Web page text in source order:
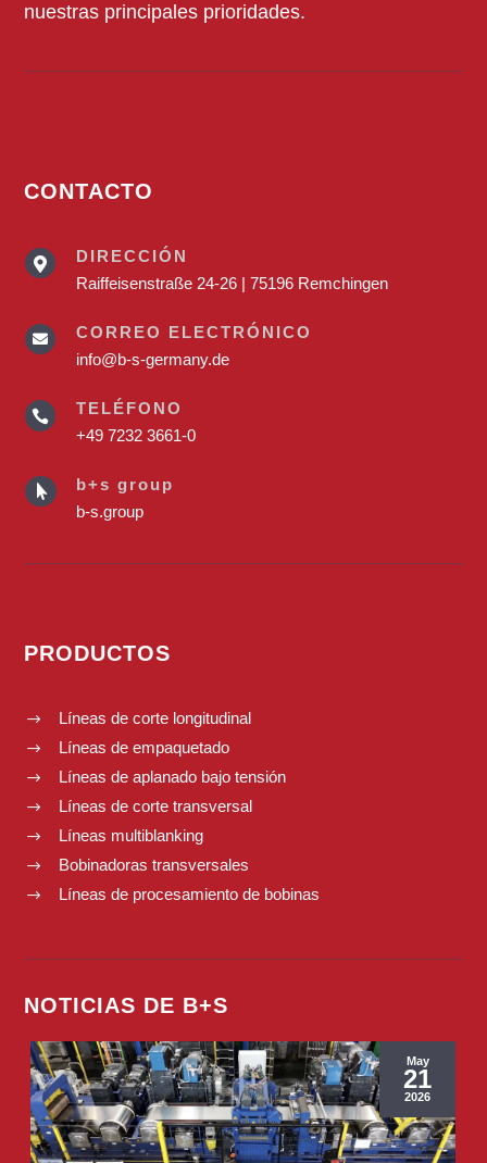
nuestras principales prioridades.
CONTACTO

DIRECCIÓN
Raiffeisenstraße 24-26 | 75196 Remchingen

CORREO ELECTRÓNICO
info@b-s-germany.de

TELÉFONO
+49 7232 3661-0

b+s group
b-s.group
PRODUCTOS
$ Líneas de corte longitudinal
$ Líneas de empaquetado
$ Líneas de aplanado bajo tensión
$ Líneas de corte transversal
$ Líneas multiblanking
$ Bobinadoras transversales
$ Líneas de procesamiento de bobinas
NOTICIAS DE B+S
May
21
2026